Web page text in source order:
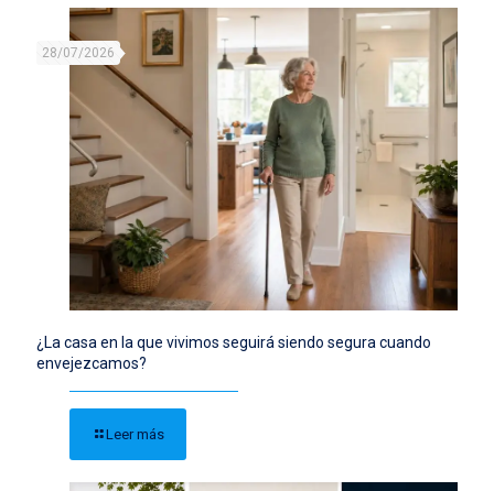
28/07/2026
¿La casa en la que vivimos seguirá siendo segura cuando
envejezcamos?
Leer más